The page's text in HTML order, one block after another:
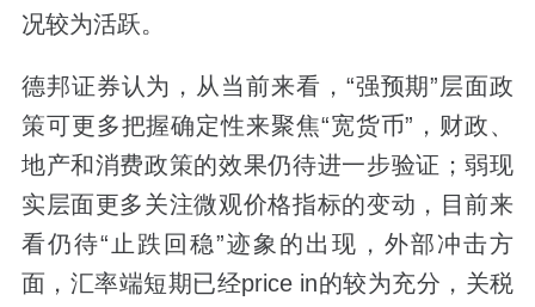
况较为活跃。
德邦证券认为，从当前来看，“强预期”层面政
策可更多把握确定性来聚焦“宽货币”，财政、
地产和消费政策的效果仍待进一步验证；弱现
实层面更多关注微观价格指标的变动，目前来
看仍待“止跌回稳”迹象的出现，外部冲击方
面，汇率端短期已经price in的较为充分，关税